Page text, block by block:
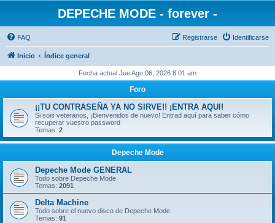
DEPECHE MODE - forever -
FAQ Identificarse
Registrarse
Inicio Índice general
Fecha actual Jue Ago 06, 2026 8:01 am
Foro
¡¡TU CONTRASEÑA YA NO SIRVE!! ¡ENTRA AQUI!
Si sois veteranos, ¡Bienvenidos de nuevo! Entrad aquí para saber cómo
recuperar vuestro password
Temas: 2
Depeche Mode
Depeche Mode GENERAL
Todo sobre Depeche Mode
Temas: 2091
Delta Machine
Todo sobre el nuevo disco de Depeche Mode.
Temas: 91